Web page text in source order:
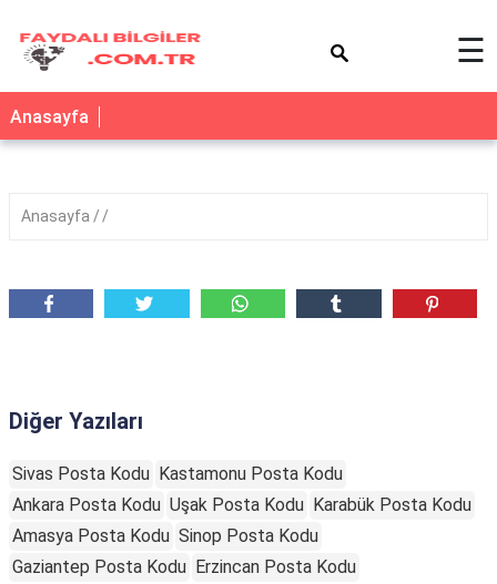
☰
Anasayfa
Anasayfa
Diğer Yazıları
Sivas Posta Kodu Kastamonu Posta Kodu
Ankara Posta Kodu Uşak Posta Kodu Karabük Posta Kodu
Amasya Posta Kodu Sinop Posta Kodu
Gaziantep Posta Kodu Erzincan Posta Kodu